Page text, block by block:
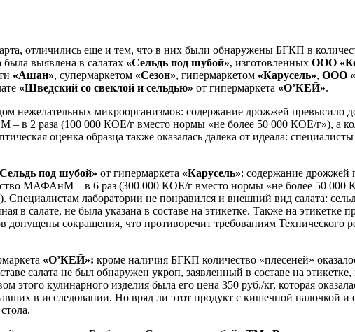
отличились еще и тем, что в них были обнаружены БГКП в
выявлена в салатах «Сельдь под шубой», изготовленных ООО
«Ашан», супермаркетом «Сезон», гипермаркетом «Карусель», ООО
«Шведский со свеклой и сельдью» от гипермаркета «О’КЕЙ».
нежелательных микроорганизмов: содержание дрожжей превысило
в 2 раза (100 000 КОЕ/г вместо нормы «не более 50 000 КОЕ/г»), а
оценка образца также оказалась далека от идеала:
под шубой» от гипермаркета «Карусель»: содержание дрожжей
МАФАнМ – в 6 раз (300 000 КОЕ/г вместо нормы «не более 50 000
лаборатории не понравился и внешний вид салата:
в салате, не была указана в составе на этикетке. Также на этикетке
допущены сокращения, что противоречит требованиям Технического
«О’КЕЙ»: кроме наличия БГКП количество «плесеней»
салата не был обнаружен укроп, заявленный в составе на
этого кулинарного изделия была его цена 350 руб./кг, которая
в исследовании. Но вряд ли этот продукт с кишечной палочкой и